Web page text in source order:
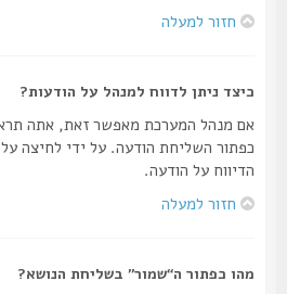
חזור למעלה
כיצד ניתן לדווח למנהל על הודעות?
אם מנהל המערכת מאפשר זאת, אתה תראה
כפתור השליחת הודעה. על ידי לחיצה על
הדיווח על הודעה.
חזור למעלה
מהו כפתור ה“שמור” בשליחת הנושא?